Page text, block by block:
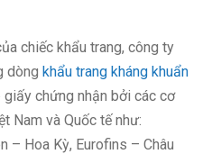
chiếc khẩu trang, công ty
dòngkhẩu trang kháng khuẩn
chứng nhận bởi các cơ
Nam và Quốc tế như:
– Hoa Kỳ, Eurofins – Châu